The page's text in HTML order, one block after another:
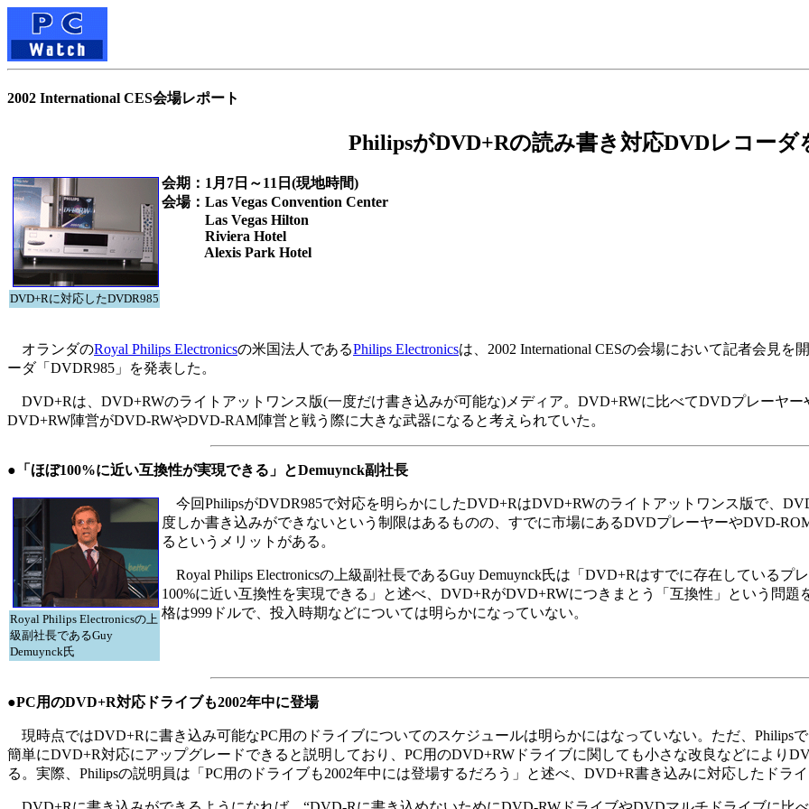
2002 International CES会場レポート
PhilipsがDVD+Rの読み書き対応DVDレコーダ
DVD+Rに対応したDVDR985
会期：1月7日～11日(現地時間)
会場：Las Vegas Convention Center
Las Vegas Hilton
Riviera Hotel
Alexis Park Hotel
オランダのRoyal Philips Electronicsの米国法人であるPhilips Electronicsは、2002 International CESの会場において記者会見
ーダ「DVDR985」を発表した。
DVD+Rは、DVD+RWのライトアットワンス版(一度だけ書き込みが可能な)メディア。DVD+RWに比べてDVDプレーヤ
DVD+RW陣営がDVD-RWやDVD-RAM陣営と戦う際に大きな武器になると考えられていた。
●「ほぼ100%に近い互換性が実現できる」とDemuynck副社長
Royal Philips Electronicsの上
級副社長であるGuy
Demuynck氏
今回PhilipsがDVDR985で対応を明らかにしたDVD+RはDVD+RWのライトアットワンス版で、
度しか書き込みができないという制限はあるものの、すでに市場にあるDVDプレーヤーやDVD-
るというメリットがある。
Royal Philips Electronicsの上級副社長であるGuy Demuynck氏は「DVD+Rはすでに存在している
100%に近い互換性を実現できる」と述べ、DVD+RがDVD+RWにつきまとう「互換性」という問
格は999ドルで、投入時期などについては明らかになっていない。
●PC用のDVD+R対応ドライブも2002年中に登場
現時点ではDVD+Rに書き込み可能なPC用のドライブについてのスケジュールは明らかにはなっていない。ただ、Philips
簡単にDVD+R対応にアップグレードできると説明しており、PC用のDVD+RWドライブに関しても小さな改良などにより
る。実際、Philipsの説明員は「PC用のドライブも2002年中には登場するだろう」と述べ、DVD+R書き込みに対応したドラ